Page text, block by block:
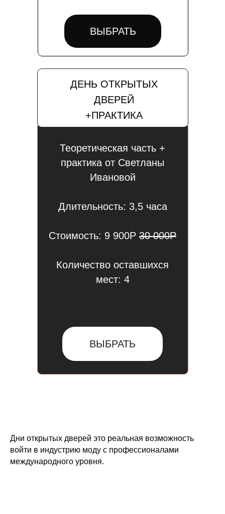
ВЫБРАТЬ
ДЕНЬ ОТКРЫТЫХ
ДВЕРЕЙ
+ПРАКТИКА
ВЫБРАТЬ
Теоретическая часть +
практика от Светланы
Ивановой
Длительность: 3,5 часа
Стоимость: 9 900Р 30 000Р
Количество оставшихся
мест: 4
Дни открытых дверей это реальная возможность
войти в индустрию моду с профессионалами
международного уровня.